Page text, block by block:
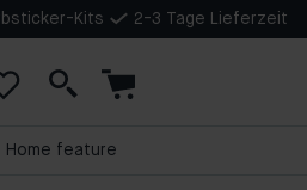
Kits 2-3 Tage Lieferzeit
Home feature